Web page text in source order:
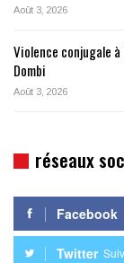
Août 3, 2026
Violence conjugale
Dombi
Août 3, 2026
réseaux
Facebook
Twitter